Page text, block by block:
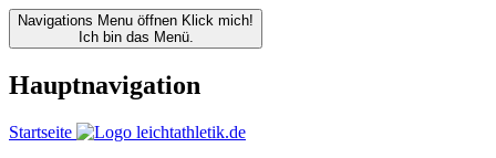
Navigations Menu öffnen Klick mich!
Ich bin das Menü.
Hauptnavigation
Startseite